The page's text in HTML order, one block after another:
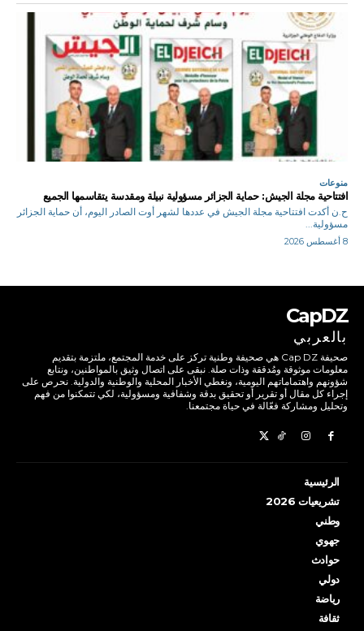
منوعات
افتتاحية مجلة الجيش: حماية الجزائر مسؤولية نبيلة ومقدسة يتقاسمها الجميع
ح.ن أكدت افتتاحية مجلة الجيش في عددها لشهر أوت الصادر اليوم، أن حماية الجزائر
مسؤولية...
8 أغسطس 2026
CapDZ
بالعربي
صحيفة Cap DZ هي صحيفة وطنية تركز على خدمة المجتمع، ملتزمة بتقديم
معلومات موثوقة ومُدققة وذات صلة. نبقى على اتصال وثيق بالمواطنين، ونتابع
شؤونهم واهتماماتهم اليومية، ونغطي الأخبار المحلية والوطنية والدولية. نحرص على
إجراء كل مقال أو تقرير أو تحقيق بدقة وشفافية ومسؤولية، لكي تتمكنوا من فهم
وتحليل ومشاركة فعّالة في حياة مجتمعنا.
الرئيسية
تشريعيات 2026
وطني
جهوي
حوادث
دولي
رياضة
ثقافة